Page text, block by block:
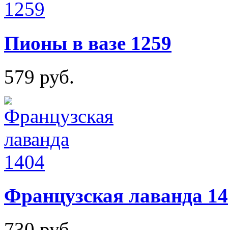
Пионы в вазе 1259
579 руб.
Французская лаванда